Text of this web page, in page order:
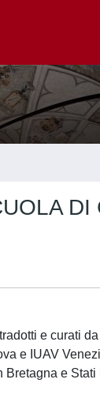
DI
e curati
e IUAV
Bretagna e